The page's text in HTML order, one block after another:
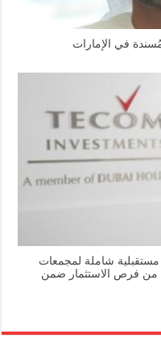
شاملة لمجمعات
من فرص الاستثمار ضمن